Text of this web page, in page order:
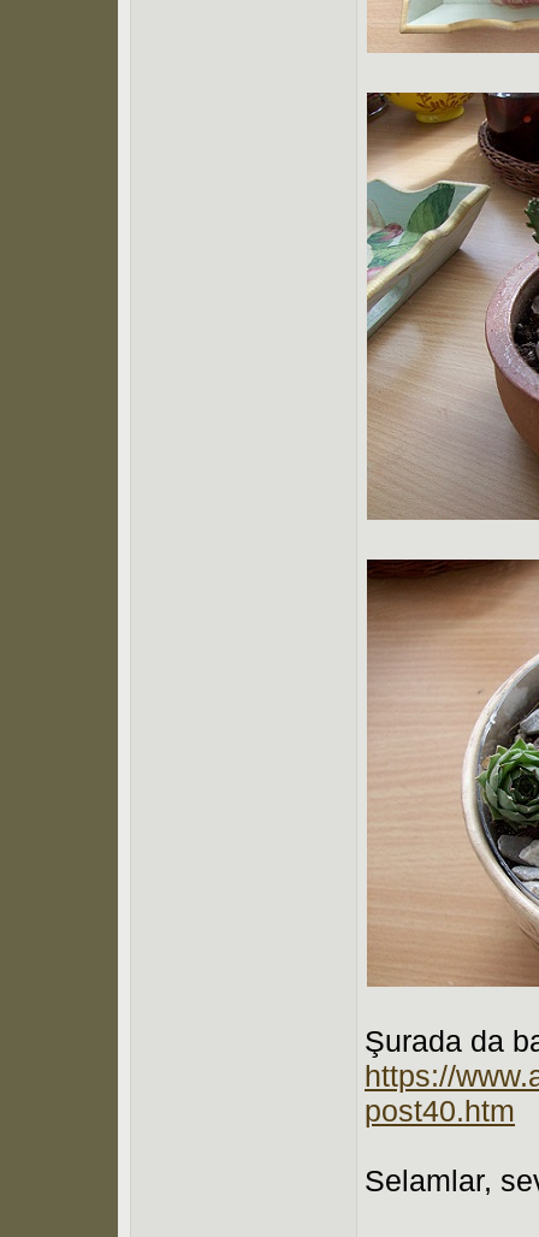
Şurada da
https://
post40.htm
Selamlar,